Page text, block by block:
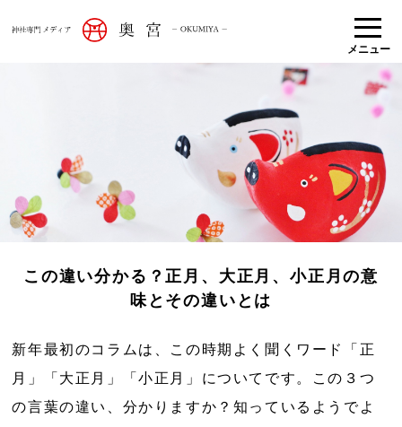
メニュー
この違い分かる？正月、大正月、小正月の意
味とその違いとは
新年最初のコラムは、この時期よく聞くワード「正
月」「大正月」「小正月」についてです。この３つ
の言葉の違い、分かりますか？知っているようでよ